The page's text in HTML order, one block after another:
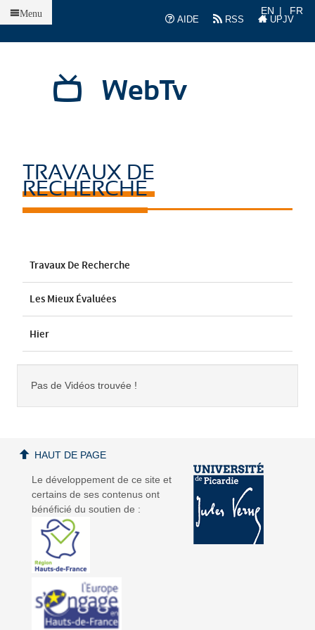
AIDE
RSS UPJV
EN FR
WebTv
Menu
TRAVAUX DE
RECHERCHE
Travaux De Recherche
Les Mieux Évaluées
Hier
Pas de Vidéos trouvée !
Le développement de ce site et
certains de ses contenus ont
bénéficié du soutien de :
HAUT DE PAGE